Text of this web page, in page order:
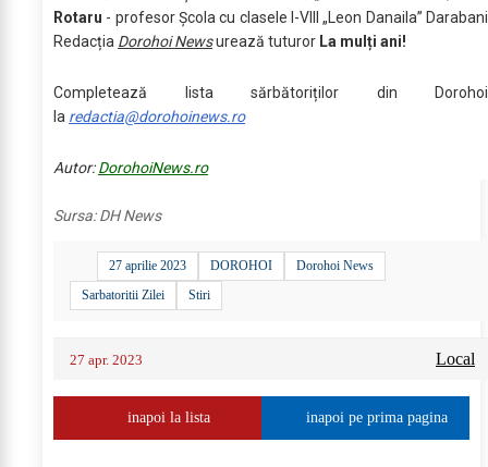
Rotaru - profesor Școla cu clasele I-VIII „Leon Danaila”
Redacția Dorohoi Newsurează tuturor La mulți ani!
Completează lista sărbătoriților din
la redactia@dorohoinews.ro
Autor:DorohoiNews.ro
Sursa:DH News
27 aprilie 2023 DOROHOI
Dorohoi News
Sarbatoritii Zilei
Stiri
27 apr. 2023 Local
inapoi la lista inapoi pe prima pagina